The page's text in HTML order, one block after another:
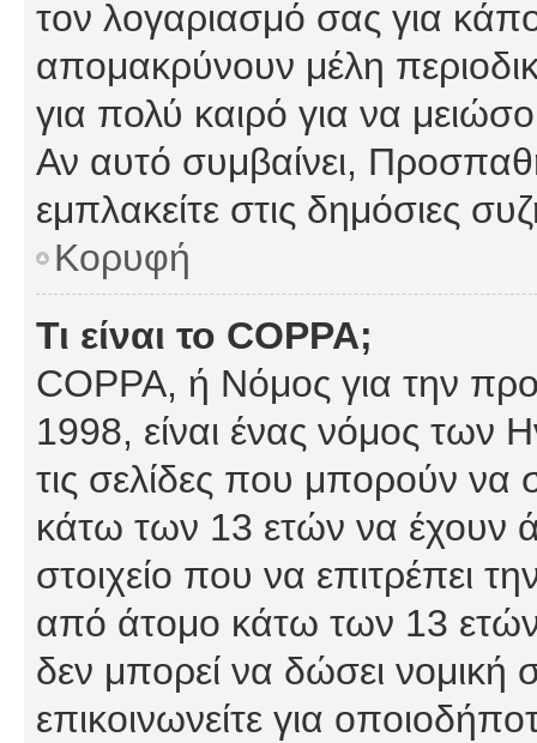
τον λογαριασμό σας για
απομακρύνουν μέλη
για πολύ καιρό για να
Αν αυτό συμβαίνει,
εμπλακείτε στις δημόσιες
Κορυφή
Τι είναι το COPPA;
COPPA, ή Νόμος για την
1998, είναι ένας νόμος των
τις σελίδες που μπορούν να
κάτω των 13 ετών να έχουν
στοιχείο που να επιτρέπει
από άτομο κάτω των 13
δεν μπορεί να δώσει νομική
επικοινωνείτε για